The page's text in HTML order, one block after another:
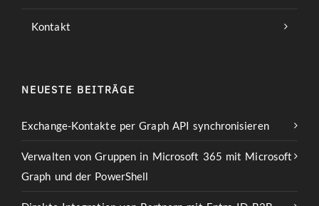
Kontakt
NEUESTE BEITRÄGE
Exchange-Kontakte per Graph API synchronisieren
Verwalten von Gruppen in Microsoft 365 mit Microsoft
Graph und der PowerShell